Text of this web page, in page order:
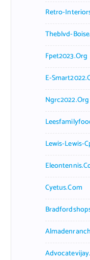
Retro-
Theblvd-
Fpet2023.org
E-
Ngrc2022.org
Lewis-Lewis-
Cyetus.com